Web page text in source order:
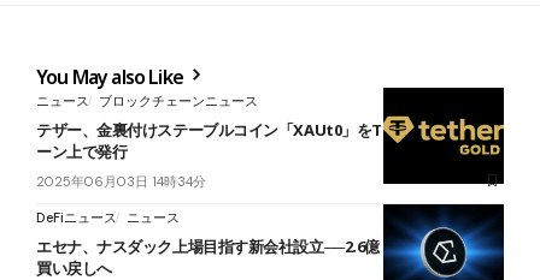
You May also Like
ニュース ブロックチェーンニュース
テザー、金裏付けステーブルコイン「XAUt0」をTONブロックチェ
ーン上で発行
2025年06月03日 14時34分
DeFiニュース ニュース
エセナ、ナスダック上場目指す新会社設立──2.6億ドルの資金でENA
買い戻しへ